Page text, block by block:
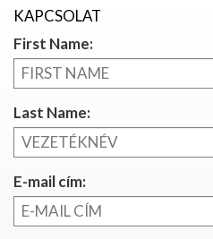
KAPCSOLAT
First Name:
Last Name:
E-mail cím: